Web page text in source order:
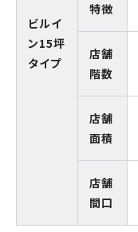
ビルイ
ン15坪
タイプ
特徴
店舗
階数
店舗
面積
店舗
間口